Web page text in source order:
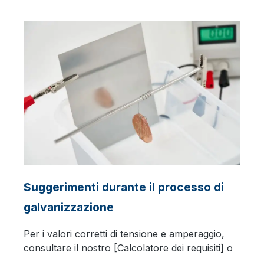
Suggerimenti durante il processo di
galvanizzazione
Per i valori corretti di tensione e amperaggio,
consultare il nostro [Calcolatore dei requisiti] o